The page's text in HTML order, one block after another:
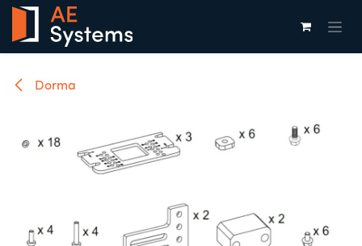
Overslaan naar inhoud
Dorma